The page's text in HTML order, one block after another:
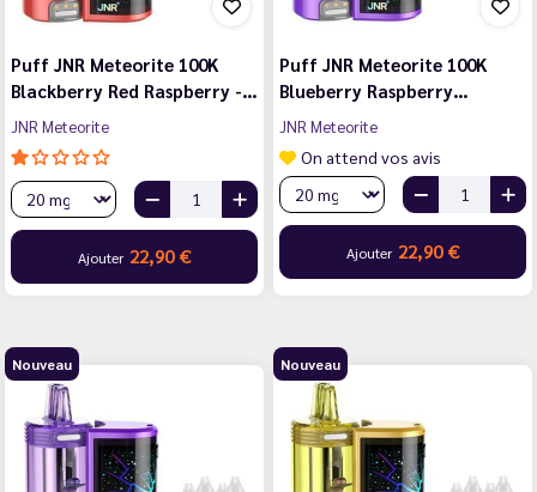
Puff JNR Meteorite 100K
Blackberry Red Raspberry -…
JNR Meteorite
Ajouter 22,90 €
Puff JNR Meteorite 100K
Blueberry Raspberry…
JNR Meteorite
On attend vos avis
Ajouter 22,90 €
Nouveau Nouveau